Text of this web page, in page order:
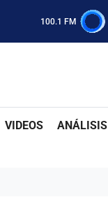
100.1 FM
VIDEOS ANÁLISIS